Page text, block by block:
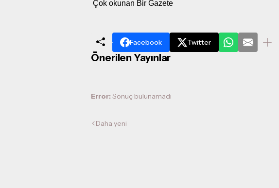
Çok okunan Bir Gazete
Facebook Twitter
Önerilen Yayınlar
Error: Sonuç bulunamadı
Daha yeni